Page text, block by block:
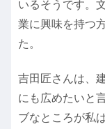
いるそうです。
業に興味を持つ
た。
吉田匠さんは、
にも広めたいと
ブなところが私